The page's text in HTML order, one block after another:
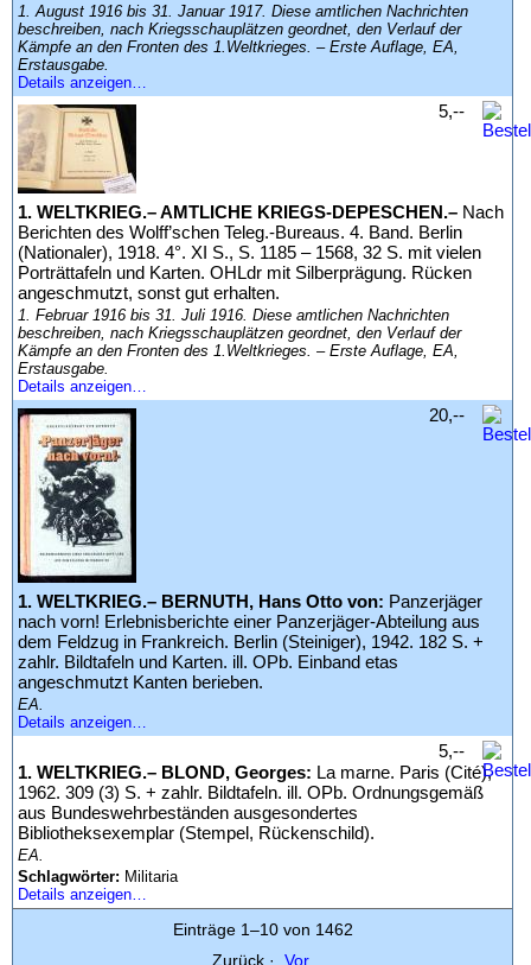
1. August 1916 bis 31. Januar 1917. Diese amtlichen Nachrichten
beschreiben, nach Kriegsschauplätzen geordnet, den Verlauf der
Kämpfe an den Fronten des 1.Weltkrieges. – Erste Auflage, EA,
Erstausgabe.
Details anzeigen…
1. WELTKRIEG.– AMTLICHE KRIEGS-DEPESCHEN.– Nach
Berichten des Wolff’schen Teleg.-Bureaus. 4. Band. Berlin
(Nationaler), 1918. 4°. XI S., S. 1185 – 1568, 32 S. mit vielen
Porträttafeln und Karten. OHLdr mit Silberprägung. Rücken
angeschmutzt, sonst gut erhalten.
1. Februar 1916 bis 31. Juli 1916. Diese amtlichen Nachrichten
beschreiben, nach Kriegsschauplätzen geordnet, den Verlauf der
Kämpfe an den Fronten des 1.Weltkrieges. – Erste Auflage, EA,
Erstausgabe.
Details anzeigen…
5,--
1. WELTKRIEG.– BERNUTH, Hans Otto von: Panzerjäger
nach vorn! Erlebnisberichte einer Panzerjäger-Abteilung aus
dem Feldzug in Frankreich. Berlin (Steiniger), 1942. 182 S. +
zahlr. Bildtafeln und Karten. ill. OPb. Einband etas
angeschmutzt Kanten berieben.
EA.
Details anzeigen…
20,--
1. WELTKRIEG.– BLOND, Georges: La marne. Paris (Cité),
1962. 309 (3) S. + zahlr. Bildtafeln. ill. OPb. Ordnungsgemäß
aus Bundeswehrbeständen ausgesondertes
Bibliotheksexemplar (Stempel, Rückenschild).
EA.
Schlagwörter: Militaria
Details anzeigen…
5,--
Einträge 1–10 von 1462
Zurück· Vor